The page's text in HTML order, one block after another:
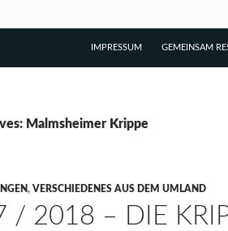
GEMEINSAM
IMPRESSUM
Malmsheimer Krippe
, VERSCHIEDENES AUS DEM UMLAND
/ 2018 – DIE